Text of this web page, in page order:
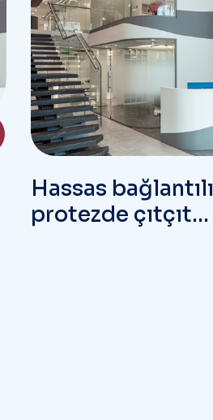
Hassas bağlantılı
protezde çıtçıt